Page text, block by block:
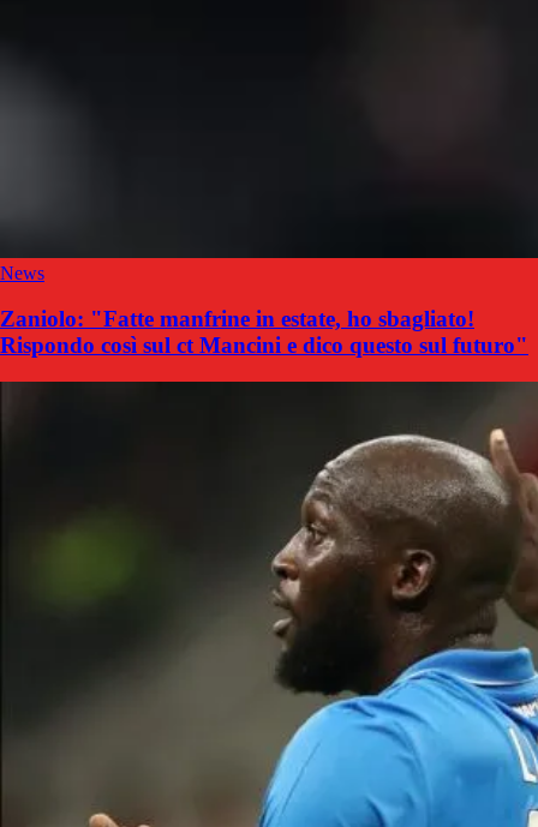
News
Zaniolo: "Fatte manfrine in estate, ho sbagliato!
Rispondo così sul ct Mancini e dico questo sul futuro"